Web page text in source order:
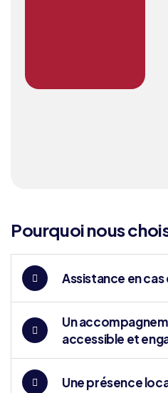
Pourquoi nous
Assistance en
Un
accessible et
Une présence